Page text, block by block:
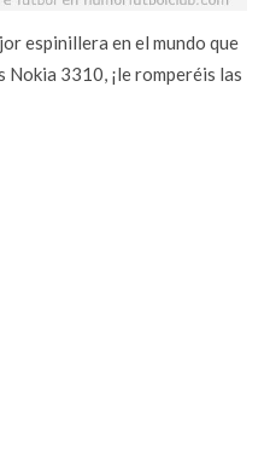
espinillera en el mundo que
3310, ¡le romperéis las